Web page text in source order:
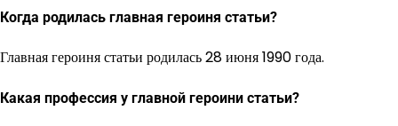
Когда родилась главная героиня статьи?
Главная героиня статьи родилась 28 июня 1990 года.
Какая профессия у главной героини статьи?